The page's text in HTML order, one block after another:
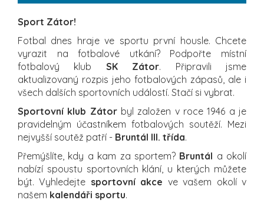
Sport Zátor!
Fotbal dnes hraje ve sportu první housle. Chcete
vyrazit na fotbalové utkání? Podpořte místní
fotbalový klub SK Zátor. Připravili jsme
aktualizovaný rozpis jeho fotbalových zápasů, ale i
všech dalších sportovních událostí. Stačí si vybrat.
Sportovní klub Zátorbyl založen v roce 1946 a je
pravidelným účastníkem fotbalových soutěží. Mezi
nejvyšší soutěž patří - Bruntál III. třída.
Přemýšlíte, kdy a kam za sportem? Bruntál a okolí
nabízí spoustu sportovních klání, u kterých můžete
být. Vyhledejte sportovní akce ve vašem okolí v
našem kalendáři sportu.